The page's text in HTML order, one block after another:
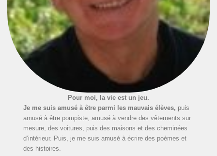
Pour moi, la vie est un jeu.
Je me suis amusé à être parmi les mauvais élèves, puis
amusé à être pompiste, amusé à vendre des vêtements sur
mesure, des voitures, puis des maisons et des cheminées
d’intérieur. Puis, je me suis amusé à écrire des poèmes et
des histoires.